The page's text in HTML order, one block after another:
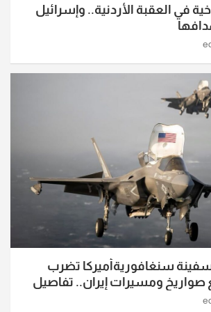
في العقبة الأردنية.. وإسرائيل
سنغافوريةأميركا تضرب
صواريخ ومسيرات إيران.. تفاصيل